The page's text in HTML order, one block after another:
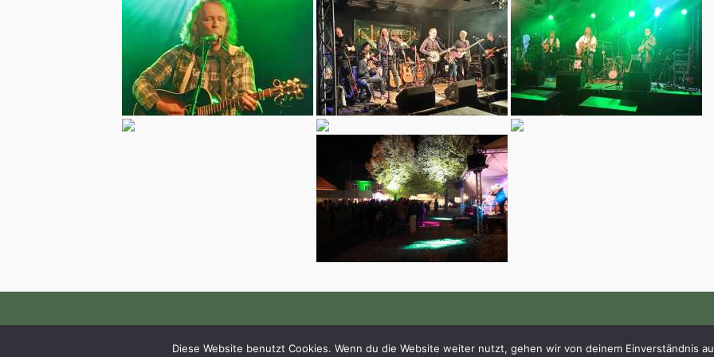
Diese Website benutzt Cookies. Wenn du die Website weiter nutzt, gehen wir von deinem Einverständnis